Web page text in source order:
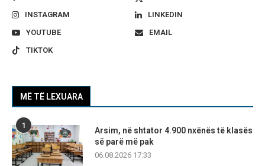
INSTAGRAM
LINKEDIN
YOUTUBE
EMAIL
TIKTOK
MË TË LEXUARA
1
Arsim, në shtator 4.900 nxënës të klasës
së parë më pak
06.08.2026 17:33